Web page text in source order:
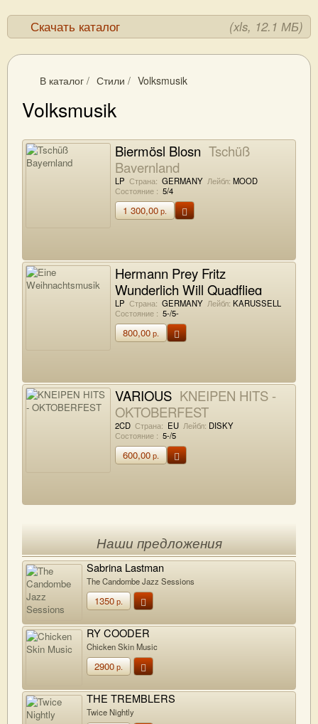
Скачать каталог (xls, 12.1 МБ)
В каталог / Стили / Volksmusik
Volksmusik
Biermösl Blosn Tschüß
Bayernland
LP Страна: GERMANY Лейбл: MOOD
Состояние : 5/4
1 300,00р.
Hermann Prey Fritz
Wunderlich Will Quadflieg
Eine Weihnachtsmusik
LP Страна: GERMANY Лейбл: KARUSSELL
Состояние : 5-/5-
800,00р.
VARIOUS KNEIPEN HITS -
OKTOBERFEST
2CD Страна: EU Лейбл: DISKY
Состояние : 5-/5
600,00р.
Наши предложения
Sabrina Lastman
The Candombe Jazz Sessions
1350р.
RY COODER
Chicken Skin Music
2900р.
THE TREMBLERS
Twice Nightly